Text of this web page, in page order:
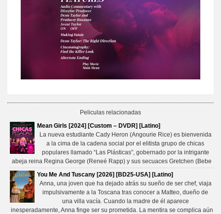
Peliculas relacionadas
Mean Girls [2024] [Custom – DVDR] [Latino]
La nueva estudiante Cady Heron (Angourie Rice) es bienvenida
a la cima de la cadena social por el elitista grupo de chicas
populares llamado “Las Plásticas”, gobernado por la intrigante
abeja reina Regina George (Reneé Rapp) y sus secuaces Gretchen (Bebe
You Me And Tuscany [2026] [BD25-USA] [Latino]
Anna, una joven que ha dejado atrás su sueño de ser chef, viaja
impulsivamente a la Toscana tras conocer a Matteo, dueño de
una villa vacía. Cuando la madre de él aparece
inesperadamente, Anna finge ser su prometida. La mentira se complica aún